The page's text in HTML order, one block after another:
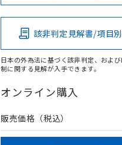
該非判定見解書/項目
日本の外為法に基づく該非判定、および
制に関する見解が入手できます。
オンライン購入
販売価格（税込）